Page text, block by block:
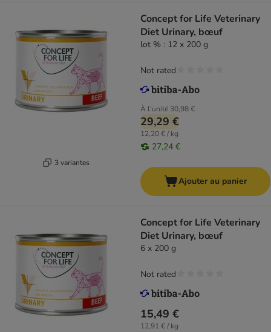
3 variantes
Concept for Life Veterinary
Diet Urinary, bœuf
lot % : 12 x 200 g
À l'unité 30,98 €
29,29 €
12,20 € / kg
27,24 €
Not rated
Ajouter au panier
Concept for Life Veterinary
Diet Urinary, bœuf
6 x 200 g
15,49 €
12,91 € / kg
Not rated